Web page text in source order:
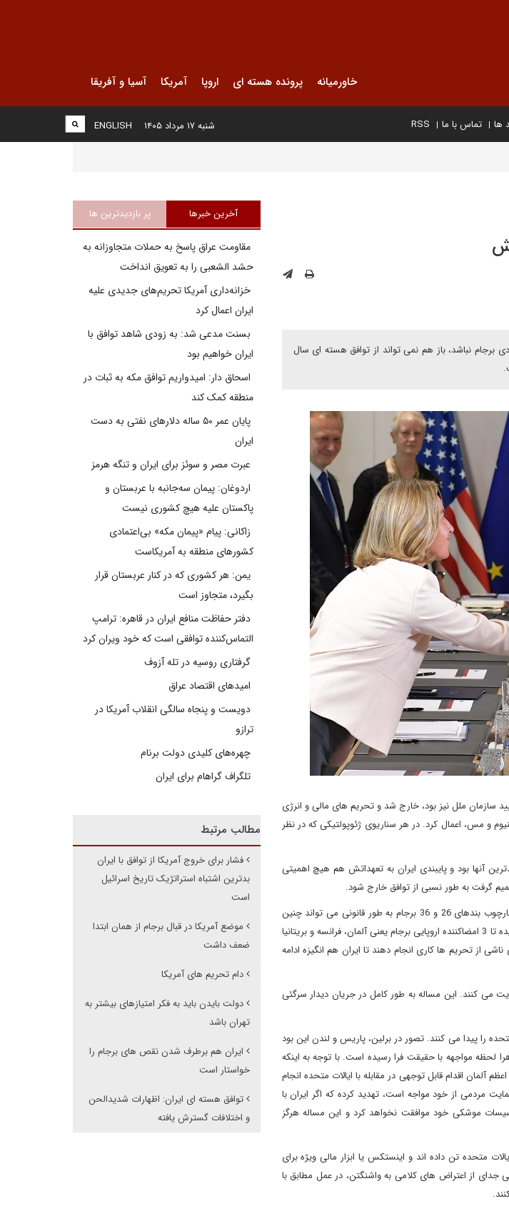
خاورمیانه پرونده هسته ای اروپا آمریکا آسیا و آفریقا
ها تماس با ما RSS
ENGLISH شنبه ۱۷ مرداد ۱۴۰۵
نباشد، باز هم نمی تواند از توافق هسته ای سال
سازمان ملل نیز بود، خارج شد و تحریم های مالی و انرژی
و مس، اعمال کرد. در هر سناریوی ژئوپولتیکی که در نظر
آنها بود و پایبندی ایران به تعهداتش هم هیچ اهمیتی
گرفت به طور نسبی از توافق خارج شود.
حسن روحانی، رئیس جمهوری ایران گفت که کشورش هنوز برجام را ترک نکرده است. تهران طبق چارچوب بندهای 26 و 36 برجام به طور قانونی می تواند چنین
تدابیری را اتخاذ کند و به مقامات اروپایی هم اطلاع رسانی کرده است. اما واضح است که زمان آن رسیده تا 3 امضاکننده اروپایی برجام یعنی آلمان، فرانسه و بریتانیا
از تحریم ها کاری انجام دهند تا ایران هم انگیزه ادامه
می کنند. این مساله به طور کامل در جریان دیدار سرگئی
را پیدا می کنند. تصور در برلین، پاریس و لندن این بود
لحظه مواجهه با حقیقت فرا رسیده است. با توجه به اینکه
اقدام قابل توجهی در مقابله با ایالات متحده انجام
مردمی از خود مواجه است، تهدید کرده که اگر ایران با
موشکی خود موافقت نخواهد کرد و این مساله هرگز
متحده تن داده اند و اینستکس یا ابزار مالی ویژه برای
جدای از اعتراض های کلامی به واشنگتن، در عمل مطابق با
آخرین خبرها پر بازدیدترین ها
مقاومت عراق پاسخ به حملات متجاوزانه به
حشد الشعبی را به تعویق انداخت
خزانه‌داری آمریکا تحریم‌های جدیدی علیه
ایران اعمال کرد
بسنت مدعی شد: به زودی شاهد توافق با
ایران خواهیم بود
اسحاق دار: امیدواریم توافق مکه به ثبات در
منطقه کمک کند
پایان عمر ۵۰ ساله دلارهای نفتی به دست
ایران
عبرت مصر و سوئز برای ایران و تنگه هرمز
اردوغان: پیمان سه‌جانبه با عربستان و
پاکستان علیه هیچ کشوری نیست
زاکانی: پیام «پیمان مکه» بی‌اعتمادی
کشورهای منطقه به آمریکاست
یمن: هر کشوری که در کنار عربستان قرار
بگیرد، متجاوز است
دفتر حفاظت منافع ایران در قاهره: ترامپ
التماس‌کننده توافقی است که خود ویران کرد
گرفتاری روسیه در تله آزوف
امیدهای اقتصاد عراق
دویست و پنجاه سالگی انقلاب آمریکا در
ترازو
چهره‌های کلیدی دولت برنام
تلگراف گراهام برای ایران
مطالب مرتبط
فشار برای خروج آمریکا از توافق با ایران
بدترین اشتباه استراتژیک تاریخ اسرائیل
است
موضع آمریکا در قبال برجام از همان ابتدا
ضعف داشت
دام تحریم های آمریکا
دولت بایدن باید به فکر امتیازهای بیشتر به
تهران باشد
ایران هم برطرف شدن نقص های برجام را
خواستار است
توافق هسته ای ایران: اظهارات شدیدالحن
و اختلافات گسترش یافته